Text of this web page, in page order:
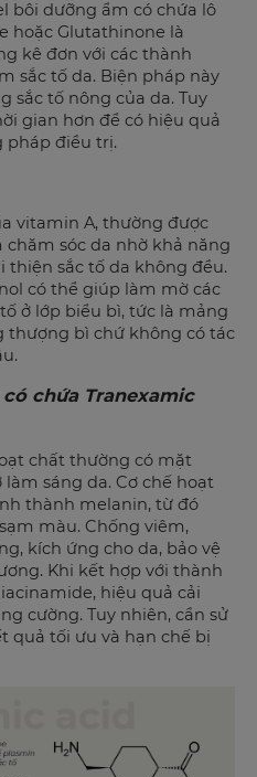
bôi dưỡng ẩm có chứa lô
hoặc Glutathinone là
kê đơn với các thành
sắc tố da. Biện pháp này
sắc tố nông của da. Tuy
gian hơn để có hiệu quả
pháp điều trị.
vitamin A, thường được
sóc da nhờ khả năng
thiện sắc tố da không đều.
có thể giúp làm mờ các
ở lớp biểu bì, tức là mảng
thượng bì chứ không có tác
chứa Tranexamic
chất thường có mặt
sáng da. Cơ chế hoạt
thành melanin, từ đó
màu. Chống viêm,
kích ứng cho da, bảo vệ
Khi kết hợp với thành
hiệu quả cải
cường. Tuy nhiên, cần sử
quả tối ưu và hạn chế bị